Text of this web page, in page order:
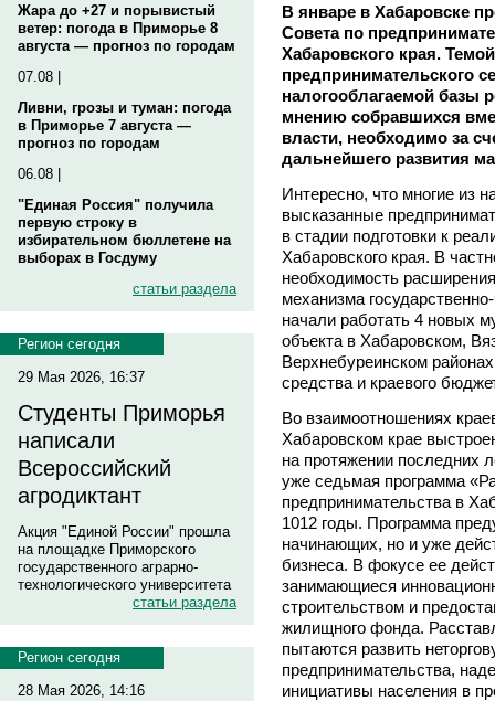
Жара до +27 и порывистый
ветер: погода в Приморье 8
августа — прогноз по городам
07.08 |
Ливни, грозы и туман: погода
в Приморье 7 августа —
прогноз по городам
06.08 |
"Единая Россия" получила
первую строку в
избирательном бюллетене на
выборах в Госдуму
статьи раздела
Регион сегодня
29 Мая 2026, 16:37
Студенты Приморья
написали
Всероссийский
агродиктант
Акция "Единой России" прошла
на площадке Приморского
государственного аграрно-
технологического университета
статьи раздела
Регион сегодня
28 Мая 2026, 14:16
В январе в Хабаровске
Совета по
Хабаровского края.
предпринимательского
налогооблагаемой базы
мнению собравшихся
власти, необходимо за
дальнейшего развития
Интересно, что многие из
высказанные
в стадии подготовки к
Хабаровского края. В
необходимость
механизма
начали работать 4 новых
объекта в Хабаровском,
Верхнебуреинском
средства и краевого
Во взаимоотношениях
Хабаровском крае
на протяжении последних
уже седьмая программа
предпринимательства в
1012 годы. Программа
начинающих, но и уже
бизнеса. В фокусе ее
занимающиеся
строительством и
жилищного фонда.
пытаются развить
предпринимательства,
инициативы населения в